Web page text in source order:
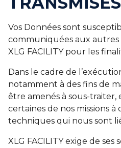
Vos Données sont
communiquées aux autres
XLG FACILITY pour les
Dans le cadre de
notamment à des fins de
être amenés à sous-
certaines de nos missions à
techniques qui nous sont
XLG FACILITY exige de ses